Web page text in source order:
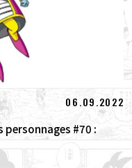
06.09.2022
#70 :